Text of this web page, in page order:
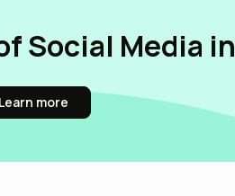
Social Media
Learn more